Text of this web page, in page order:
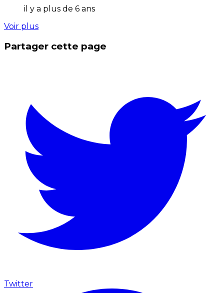
il y a plus de 6 ans
Voir plus
Partager cette page
Twitter